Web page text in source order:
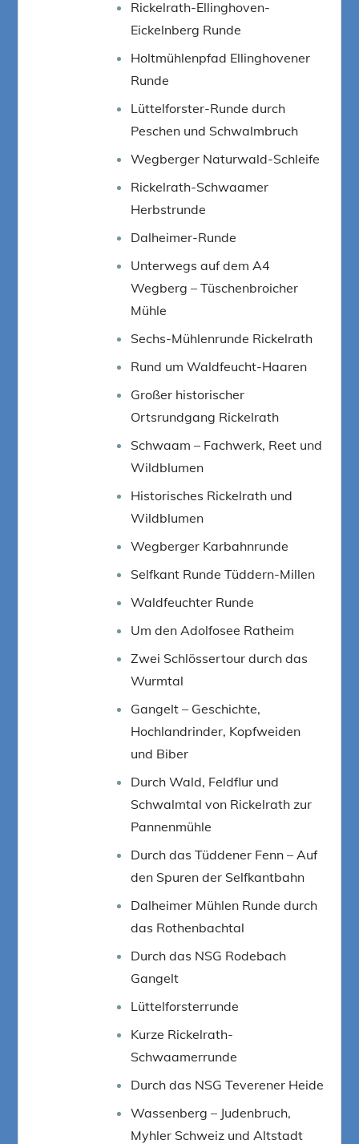
Rickelrath-Ellinghoven-
Eickelnberg Runde
Holtmühlenpfad Ellinghovener
Runde
Lüttelforster-Runde durch
Peschen und Schwalmbruch
Wegberger Naturwald-Schleife
Rickelrath-Schwaamer
Herbstrunde
Dalheimer-Runde
Unterwegs auf dem A4
Wegberg – Tüschenbroicher
Mühle
Sechs-Mühlenrunde Rickelrath
Rund um Waldfeucht-Haaren
Großer historischer
Ortsrundgang Rickelrath
Schwaam – Fachwerk, Reet und
Wildblumen
Historisches Rickelrath und
Wildblumen
Wegberger Karbahnrunde
Selfkant Runde Tüddern-Millen
Waldfeuchter Runde
Um den Adolfosee Ratheim
Zwei Schlössertour durch das
Wurmtal
Gangelt – Geschichte,
Hochlandrinder, Kopfweiden
und Biber
Durch Wald, Feldflur und
Schwalmtal von Rickelrath zur
Pannenmühle
Durch das Tüddener Fenn – Auf
den Spuren der Selfkantbahn
Dalheimer Mühlen Runde durch
das Rothenbachtal
Durch das NSG Rodebach
Gangelt
Lüttelforsterrunde
Kurze Rickelrath-
Schwaamerrunde
Durch das NSG Teverener Heide
Wassenberg – Judenbruch,
Myhler Schweiz und Altstadt